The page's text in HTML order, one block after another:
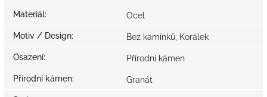
Materiál: Ocel
Motiv / Design: Bez kamínků, Korálek
Osazení: Přírodní kámen
Přírodní kámen: Granát